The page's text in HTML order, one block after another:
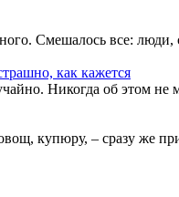
Смешалось все:
как кажется
Никогда об этом
купюру, – сразу же